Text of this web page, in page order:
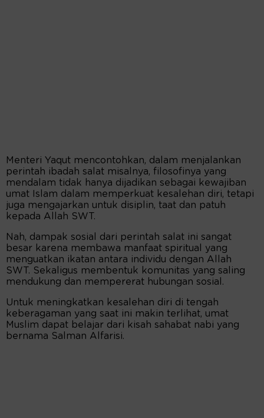
Menteri Yaqut mencontohkan, dalam menjalankan
perintah ibadah salat misalnya, filosofinya yang
mendalam tidak hanya dijadikan sebagai kewajiban
umat Islam dalam memperkuat kesalehan diri, tetapi
juga mengajarkan untuk disiplin, taat dan patuh
kepada Allah SWT.
Nah, dampak sosial dari perintah salat ini sangat
besar karena membawa manfaat spiritual yang
menguatkan ikatan antara individu dengan Allah
SWT. Sekaligus membentuk komunitas yang saling
mendukung dan mempererat hubungan sosial.
Untuk meningkatkan kesalehan diri di tengah
keberagaman yang saat ini makin terlihat, umat
Muslim dapat belajar dari kisah sahabat nabi yang
bernama Salman Alfarisi.